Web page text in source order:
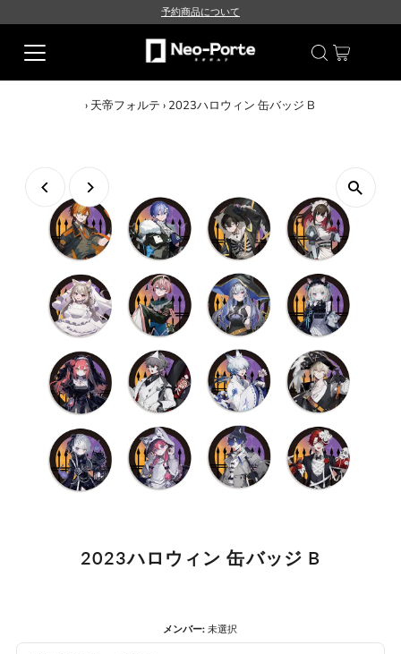
予約商品について
›天帝フォルテ › 2023ハロウィン 缶バッジ B
2023ハロウィン 缶バッジ B
メンバー: 未選択